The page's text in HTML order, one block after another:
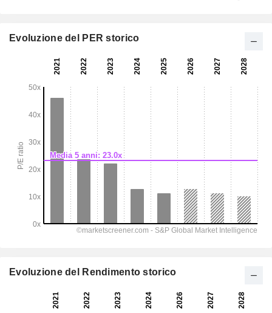
Evoluzione del PER storico
Evoluzione del Rendimento storico